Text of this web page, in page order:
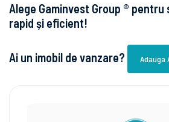
Alege Gaminvest Group ®
rapid și eficient!
Ai un imobil de vanzare? Adauga